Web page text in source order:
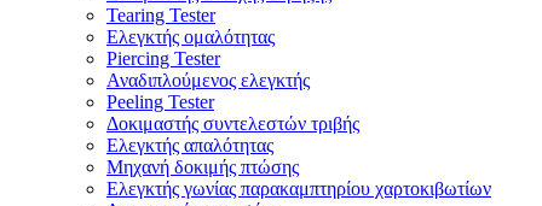
Tearing Tester
Ελεγκτής ομαλότητας
Piercing Tester
Αναδιπλούμενος ελεγκτής
Peeling Tester
Δοκιμαστής συντελεστών τριβής
Ελεγκτής απαλότητας
Μηχανή δοκιμής πτώσης
Ελεγκτής γωνίας παρακαμπτηρίου χαρτοκιβωτίων